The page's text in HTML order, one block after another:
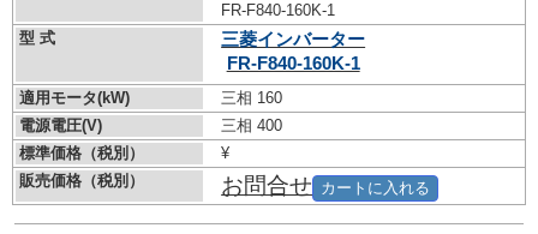
FR-F840-160K-1
型 式
三菱インバーター
FR-F840-160K-1
適用モータ(kW)
三相 160
電源電圧(V)
三相 400
標準価格（税別）
¥
販売価格（税別）
お問合せ カートに入れる